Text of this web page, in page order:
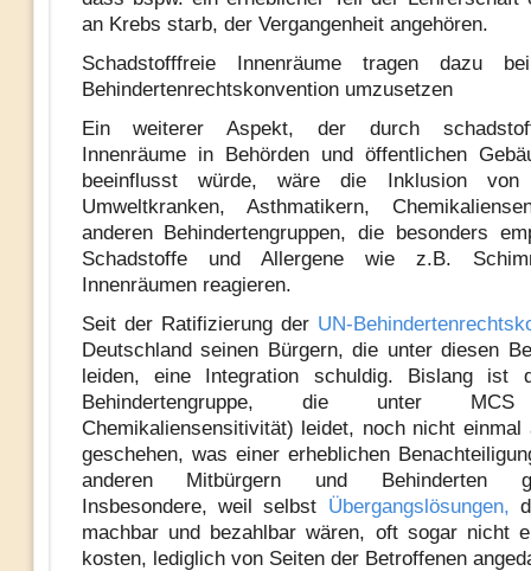
an Krebs starb, der Vergangenheit angehören.
Schadstofffreie Innenräume tragen dazu
Behindertenrechtskonvention umzusetzen
Ein weiterer Aspekt, der durch
Innenräume in Behörden und öffentlichen
beeinflusst würde, wäre die Inklusion von
Umweltkranken, Asthmatikern,
anderen Behindertengruppen, die besonders
Schadstoffe und Allergene wie z.B.
Innenräumen reagieren.
Seit der Ratifizierung der UN-
Deutschland seinen Bürgern, die unter diesen
leiden, eine Integration schuldig. Bislang ist
Behindertengruppe, die unter MCS
Chemikaliensensitivität) leidet, noch nicht einmal
geschehen, was einer erheblichen
anderen Mitbürgern und Behinderten
Insbesondere, weil selbst Übergangslösungen,
machbar und bezahlbar wären, oft sogar nicht
kosten, lediglich von Seiten der Betroffenen